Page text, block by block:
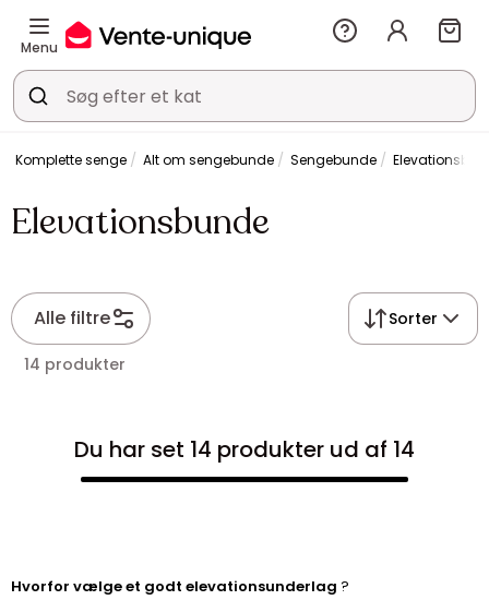
Menu
Komplette senge Alt om sengebunde Sengebunde
Elevationsbunde
Alle filtre Sorter
14 produkter
Du har set 14 produkter ud af 14
Hvorfor vælge et godt elevationsunderlag ?